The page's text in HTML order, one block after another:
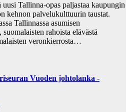
Tallinna-opas paljastaa kaupungin
kehnon palvelukulttuurin taustat.
Tallinnassa asumisen
rahoista elävästä
veronkierrosta…
Vuoden johtolanka -